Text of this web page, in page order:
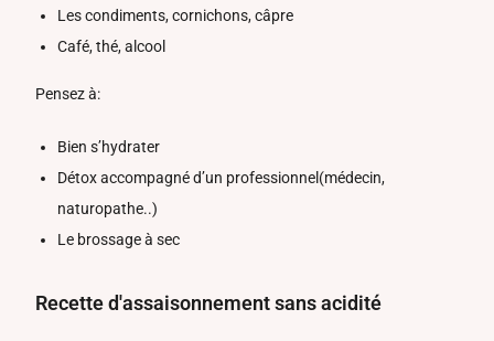
Les condiments, cornichons, câpre
Café, thé, alcool
Pensez à:
Bien s’hydrater
Détox accompagné d’un professionnel(médecin,
naturopathe..)
Le brossage à sec
Recette d'assaisonnement sans acidité